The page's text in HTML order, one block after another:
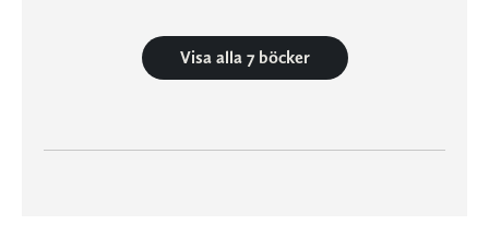
Visa alla 7 böcker